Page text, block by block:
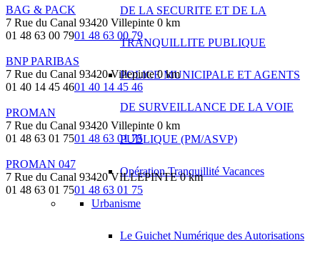
DE LA SECURITE ET DE LA
TRANQUILLITE PUBLIQUE
POLICE MUNICIPALE ET AGENTS
DE SURVEILLANCE DE LA VOIE
PUBLIQUE (PM/ASVP)
Opération Tranquillité Vacances
Urbanisme
Le Guichet Numérique des Autorisations
BAG & PACK
7 Rue du Canal 93420 Villepinte 0 km
01 48 63 00 7901 48 63 00 79
BNP PARIBAS
7 Rue du Canal 93420 Villepinte 0 km
01 40 14 45 4601 40 14 45 46
PROMAN
7 Rue du Canal 93420 Villepinte 0 km
01 48 63 01 7501 48 63 01 75
PROMAN 047
7 Rue du Canal 93420 VILLEPINTE 0 km
01 48 63 01 7501 48 63 01 75